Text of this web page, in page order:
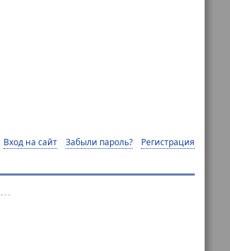
Вход на сайт Забыли пароль? Регистрация